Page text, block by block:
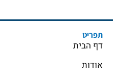
תפריט
דף הבית
אודות